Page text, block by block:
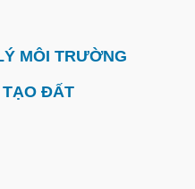
MÔI TRƯỜNG
TẠO ĐẤT